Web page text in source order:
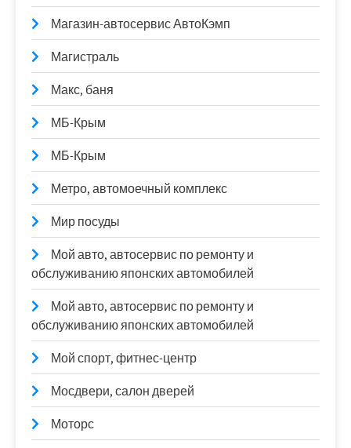
Магазин-автосервис АвтоКэмп
Магистраль
Макс, баня
МБ-Крым
МБ-Крым
Метро, автомоечный комплекс
Мир посуды
Мой авто, автосервис по ремонту и
обслуживанию японских автомобилей
Мой авто, автосервис по ремонту и
обслуживанию японских автомобилей
Мой спорт, фитнес-центр
Мосдвери, салон дверей
Моторс